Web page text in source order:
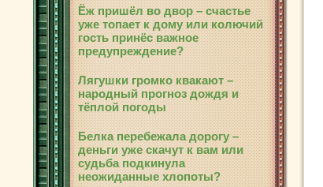
Ёж пришёл во двор – счастье
уже топает к дому или колючий
гость принёс важное
предупреждение?
Лягушки громко квакают –
народный прогноз дождя и
тёплой погоды
Белка перебежала дорогу –
деньги уже скачут к вам или
судьба подкинула
неожиданные хлопоты?